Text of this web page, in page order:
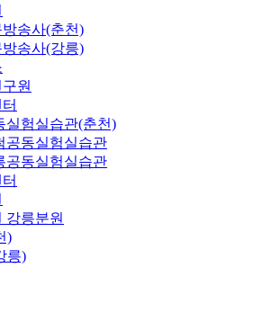
송사(춘천)
송사(강릉)
원
실험실습관(춘천)
공동실험실습관
공동실험실습관
강릉분원
)
릉)